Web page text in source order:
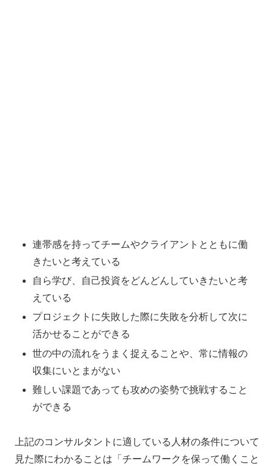
連帯感を持ってチームやクライアントとともに働
きたいと考えている
自ら学び、自己投資をどんどんしていきたいと考
えている
プロジェクトに失敗した際に失敗を分析して次に
活かせることができる
世の中の流れをうまく捉えることや、常に情報の
収集にいとまがない
難しい課題であっても攻めの姿勢で挑戦すること
ができる
上記のコンサルタントに適している人材の条件について
見た際にわかることは「チームワークを保って働くこと